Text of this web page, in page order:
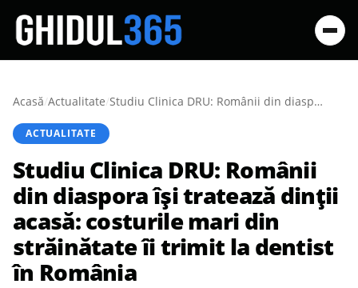
Acasă/Actualitate/ Studiu Clinica DRU: Românii din diaspora își tratează dinții acasă: costurile mari din străinătate îi trimit la dentist în România
ACTUALITATE
Studiu Clinica DRU: Românii
din diaspora își tratează dinții
acasă: costurile mari din
străinătate îi trimit la dentist
în România